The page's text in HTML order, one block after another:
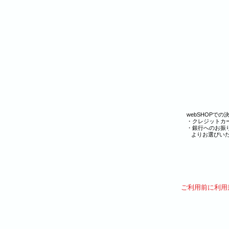
webSHOPでの
・クレジットカ
・銀行へのお
よりお選びい
ご利用前に利